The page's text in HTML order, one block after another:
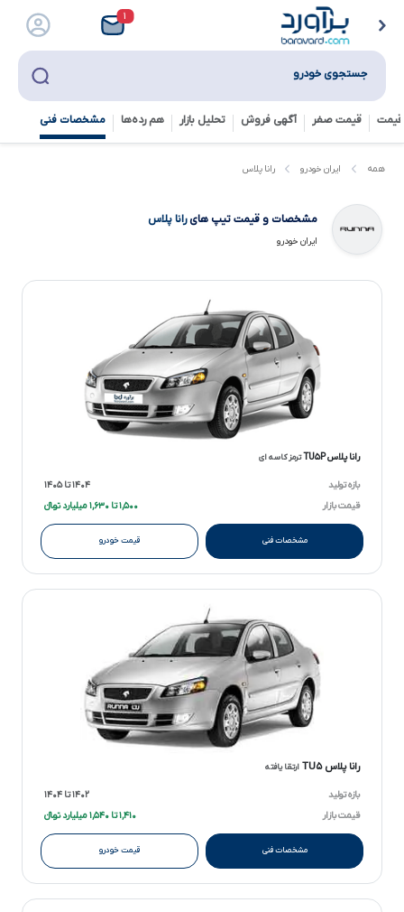
۱
جستجوی خودرو
قیمت صفر آگهی فروش تحلیل بازار هم رده‌ها‌ مشخصات فنی
همه ایران خودرو رانا پلاس
مشخصات و قیمت تیپ هایرانا پلاس
ایران خودرو
رانا پلاس TU۵P ترمز کاسه ای
بازه تولید
۱۴۰۴ تا ۱۴۰۵
قیمت بازار
۱,۵۰۰ تا ۱,۶۳۰ میلیارد تومانءءء
مشخصات فنی قیمت خودرو
رانا پلاس TU۵ ارتقا یافته
بازه تولید
۱۴۰۲ تا ۱۴۰۴
قیمت بازار
۱,۴۱۰ تا ۱,۵۴۰ میلیارد تومانءءء
مشخصات فنی قیمت خودرو